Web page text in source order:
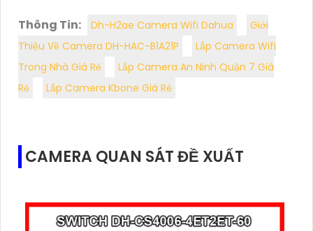
Thông Tin: Dh-H2ae Camera Wifi Dahua
Giới
Thiệu Về Camera DH-HAC-B1A21P
Lắp Camera Wifi
Trong Nhà Giá Rẻ
Lắp Camera An Ninh Quận 7 Giá
Rẻ
Lắp Camera Kbone Giá Rẻ
CAMERA QUAN SÁT ĐỀ XUẤT